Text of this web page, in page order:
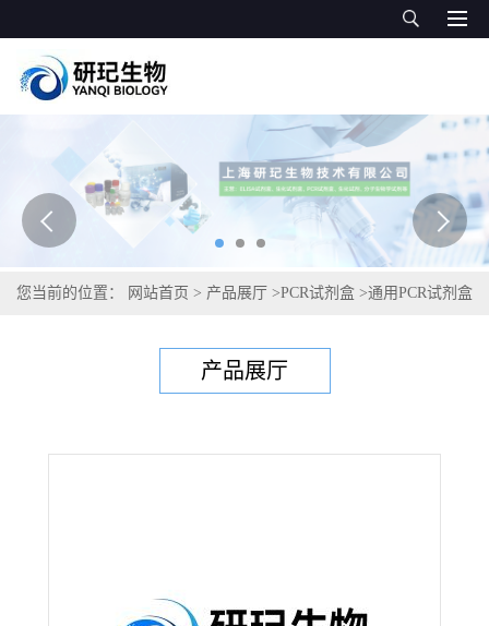
您当前的位置： 网站首页 > 产品展厅 >PCR试剂盒 >通用PCR试剂盒
产品展厅